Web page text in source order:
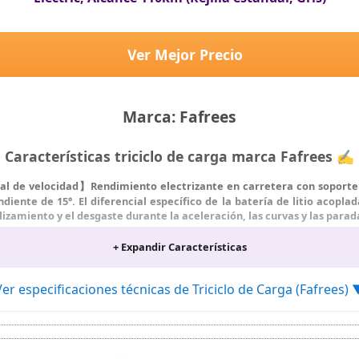
Marca: Fafrees
Ver Mejor Precio
Características triciclo de carga marca Fafrees ✍
de velocidad】Rendimiento electrizante en carretera con soporte
de 15°. El diferencial específico de la batería de litio
y el desgaste durante la aceleración, las curvas y las
y 75 km en modo eléctrico puro en un carga única. El diseño
de alta definición ofrece una variedad de funciones con fácil
velocidad, batería, kilometraje y marcha. Tiene un modo de
lo necesite.
】Los frenos hidráulicos delanteros y traseros, con dos
una conducción segura y confiada. Las dos palancas
+ Expandir Características
especificaciones técnicas de Triciclo de Carga (Fafrees)